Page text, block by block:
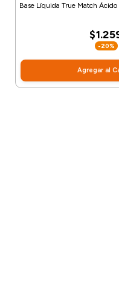
Base Líquida True Match
-20%
Agregar al